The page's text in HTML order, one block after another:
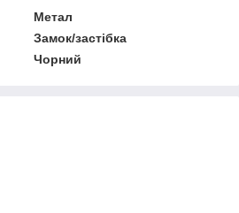
Метал
Замок/застібка
Чорний